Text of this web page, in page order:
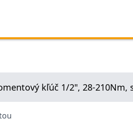
kľúč 1/2", 28-210Nm,